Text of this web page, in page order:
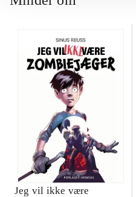
Jeg vil ikke være